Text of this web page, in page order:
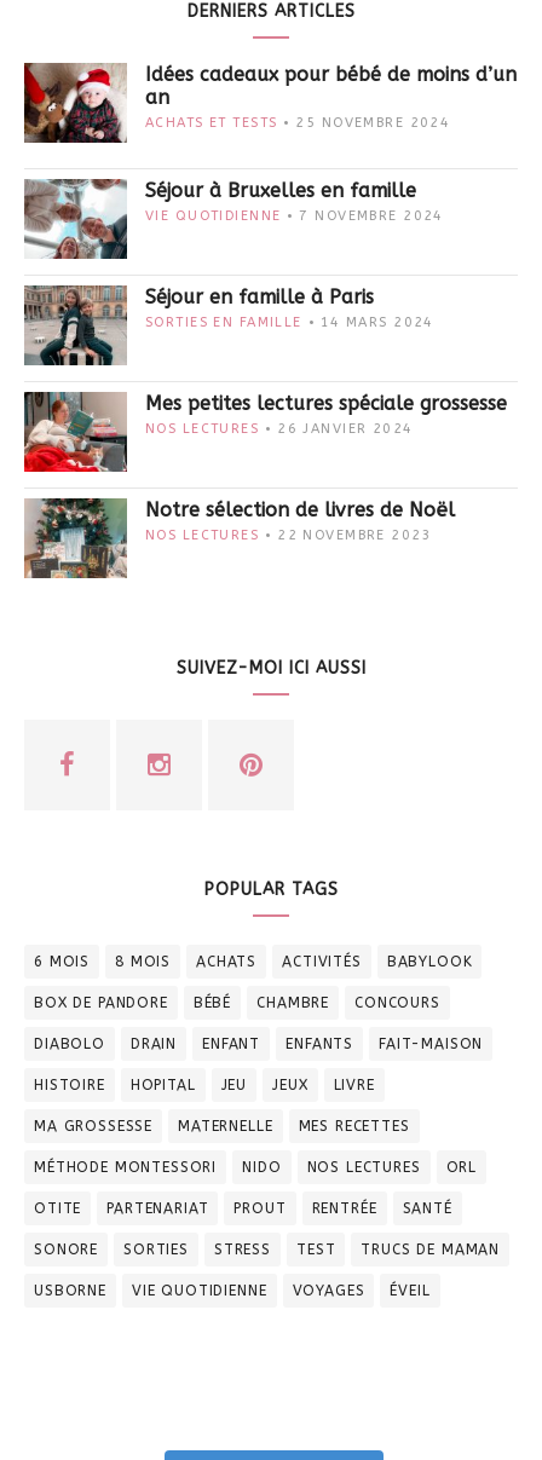
DERNIERS ARTICLES
Idées cadeaux pour bébé de moins d’un
an
ACHATS ET TESTS 25 NOVEMBRE 2024
Séjour à Bruxelles en famille
VIE QUOTIDIENNE 7 NOVEMBRE 2024
Séjour en famille à Paris
SORTIES EN FAMILLE 14 MARS 2024
Mes petites lectures spéciale grossesse
NOS LECTURES 26 JANVIER 2024
Notre sélection de livres de Noël
NOS LECTURES 22 NOVEMBRE 2023
SUIVEZ-MOI ICI AUSSI
POPULAR TAGS
6 MOIS 8 MOIS ACHATS ACTIVITÉS BABYLOOK
BOX DE PANDORE BÉBÉ CHAMBRE CONCOURS
DIABOLO DRAIN ENFANT ENFANTS FAIT-MAISON
HISTOIRE HOPITAL JEU JEUX LIVRE
MA GROSSESSE MATERNELLE MES RECETTES
MÉTHODE MONTESSORI NIDO NOS LECTURES ORL
OTITE PARTENARIAT PROUT RENTRÉE SANTÉ
SONORE SORTIES STRESS TEST TRUCS DE MAMAN
USBORNE VIE QUOTIDIENNE VOYAGES ÉVEIL